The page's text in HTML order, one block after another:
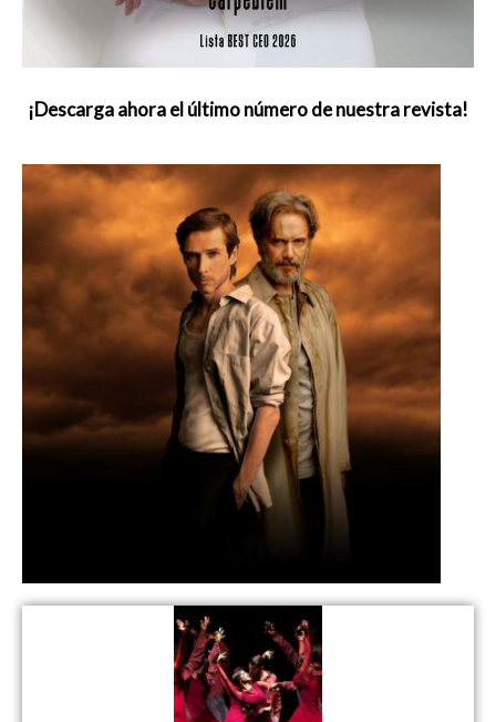
¡Descarga ahora el último número de nuestra revista!